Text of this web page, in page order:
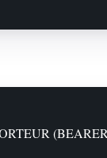
(BEARER